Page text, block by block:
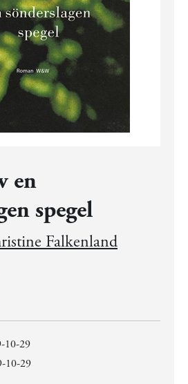
en
spegel
Falkenland
10-29
10-29